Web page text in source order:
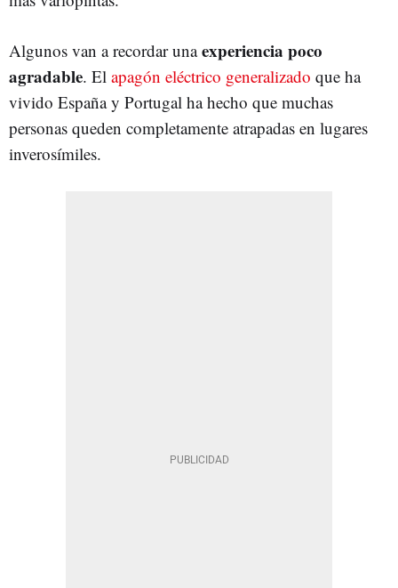
Algunos van a recordar unaexperiencia poco
agradable. El apagón eléctrico generalizado que ha
vivido España y Portugal ha hecho que muchas
personas queden completamente atrapadas en lugares
inverosímiles.